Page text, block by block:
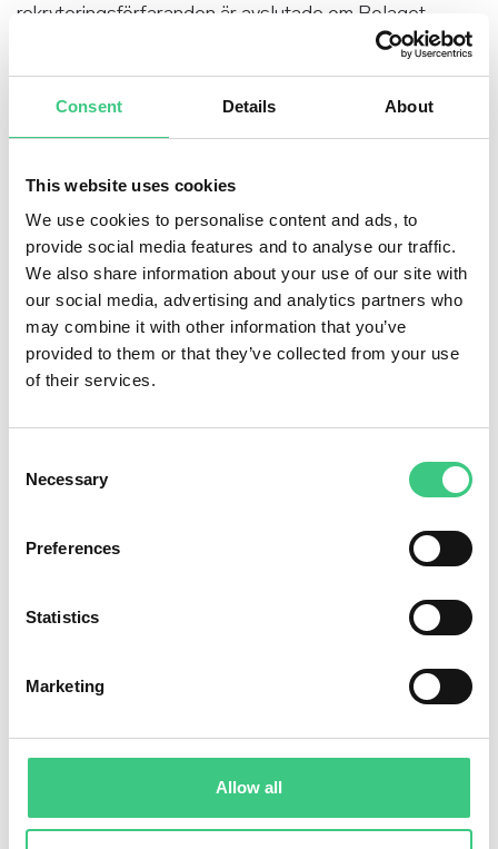
Consent Details About
This website uses cookies
We use cookies to personalise content and ads, to
provide social media features and to analyse our traffic.
We also share information about your use of our site with
our social media, advertising and analytics partners who
may combine it with other information that you’ve
provided to them or that they’ve collected from your use
of their services.
Selection
Necessary
Preferences
Statistics
Marketing
Allow all
rekryteringsförfaranden är avslutade om Bolaget
bedömer att det nödvändigt att spara dem för att
Bolaget. Lagringsperioden är för dessa fall 2 år.
I sådana fall sparas uppgifterna i maximalt 2 år.
Kandidaterna ges dock alltid möjlighet att motsätta sig
sådan framtida kontakt. Personuppgifter som inhämtas
vid marknadsföring lagrar Bolaget tills vidare för
marknadsföringsändamål. Avseende Bolagets
leverantörer kan Bolaget komma att behöva lagra
personuppgifterna efter det att avtalsrelationen
upphört, bland annat för att hantera rättsliga krav som
uppfyllelse av legala skyldigheter, exempelvis
avseende beskattning eller bokföring. Undantagsvis
sparas därför personuppgifter i 7 år (bokföring) eller
Konfidentialitet och säkerhet
Bolaget är angelägna om att de registrerades
personuppgifter behandlas säkert. Lämpliga fysiska,
tekniska och organisatoriska säkerhetsåtgärder vidtas
för att säkert lagra personuppgifter och minimera
Kvalitet
Bolaget är också måna om att personuppgifter är